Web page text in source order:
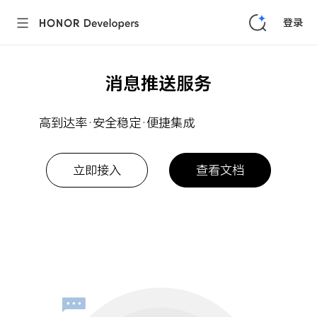
登录
消息推送服务
高到达率·安全稳定·便捷集成
立即接入 查看文档